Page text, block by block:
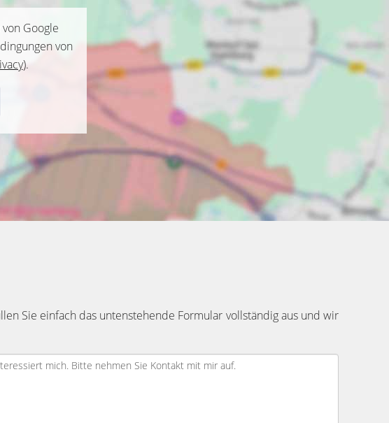
Google
von
).
Sie einfach das untenstehende Formular vollständig aus und wir